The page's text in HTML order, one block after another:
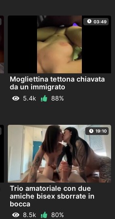
03:49
Mogliettina tettona chiavata
da un immigrato
5.4k 88%
19:10
Trio amatoriale con due
amiche bisex sborrate in
bocca
8.5k 80%